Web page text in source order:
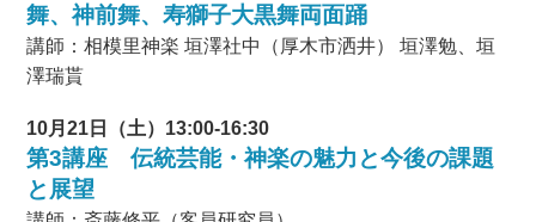
舞、神前舞、寿獅子大黒舞両面踊
講師：相模里神楽 垣澤社中（厚木市洒井） 垣澤勉、垣
澤瑞貰
10月21日（土）13:00-16:30
第3講座 伝統芸能・神楽の魅力と今後の課題
と展望